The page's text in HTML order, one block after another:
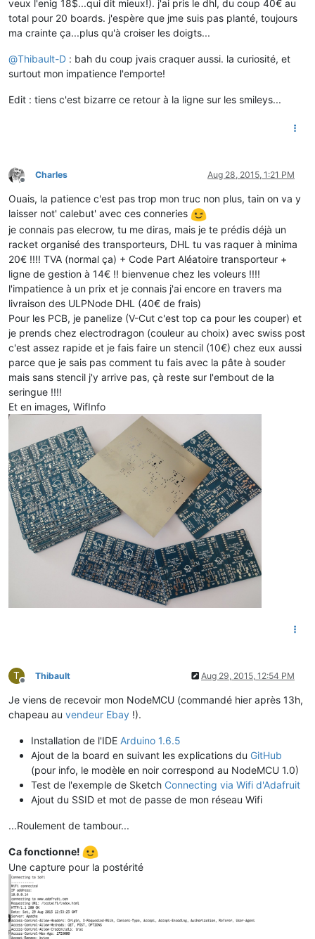
veux l'enig 18$...qui dit mieux!). j'ai pris le dhl, du coup 40€ au
total pour 20 boards. j'espère que jme suis pas planté, toujours
ma crainte ça...plus qu'à croiser les doigts...
@Thibault-D : bah du coup jvais craquer aussi. la curiosité, et
surtout mon impatience l'emporte!
Edit : tiens c'est bizarre ce retour à la ligne sur les smileys...
Offline
Charles Aug 28, 2015, 1:21 PM
Ouais, la patience c'est pas trop mon truc non plus, tain on va y
laisser not' calebut' avec ces conneries
je connais pas elecrow, tu me diras, mais je te prédis déjà un
racket organisé des transporteurs, DHL tu vas raquer à minima
20€ !!!! TVA (normal ça) + Code Part Aléatoire transporteur +
ligne de gestion à 14€ !! bienvenue chez les voleurs !!!!
l'impatience à un prix et je connais j'ai encore en travers ma
livraison des ULPNode DHL (40€ de frais)
Pour les PCB, je panelize (V-Cut c'est top ca pour les couper) et
je prends chez electrodragon (couleur au choix) avec swiss post
c'est assez rapide et je fais faire un stencil (10€) chez eux aussi
parce que je sais pas comment tu fais avec la pâte à souder
mais sans stencil j'y arrive pas, çà reste sur l'embout de la
seringue !!!!
Et en images, WifInfo
T
Offline
Thibault Aug 29, 2015, 12:54 PM
Je viens de recevoir mon NodeMCU (commandé hier après 13h,
chapeau au vendeur Ebay !).
Installation de l'IDE Arduino 1.6.5
Ajout de la board en suivant les explications du GitHub
(pour info, le modèle en noir correspond au NodeMCU 1.0)
Test de l'exemple de Sketch Connecting via Wifi d'Adafruit
Ajout du SSID et mot de passe de mon réseau Wifi
...Roulement de tambour...
Ca fonctionne!
Une capture pour la postérité